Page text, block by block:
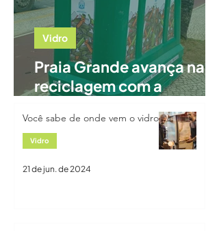
Praia Grande avança na
reciclagem com a
Vidro Vira Vidro
Vidro
Você sabe de onde vem o vidro?
Vidro
21 de jun. de 2024